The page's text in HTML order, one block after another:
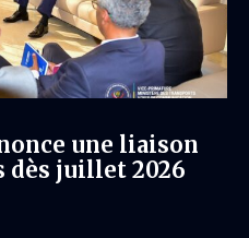
une liaison
dès juillet 2026